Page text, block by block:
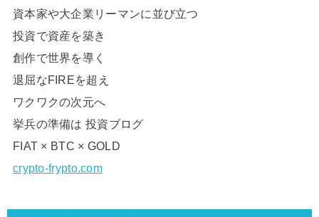
資本家や大企業リーマンに並び立つ
投資で資産を築き
創作で世界を導く
退屈なFIREを超え
ワクワクの次元へ
挙兵の準備は 投資ブログ
FIAT × BTC × GOLD
crypto-frypto.com